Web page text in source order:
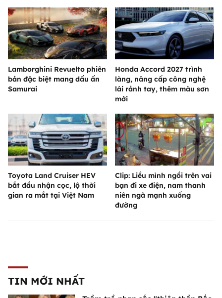
Lamborghini Revuelto phiên
bản đặc biệt mang dấu ấn
Samurai
Honda Accord 2027 trình
làng, nâng cấp công nghệ
lái rảnh tay, thêm màu sơn
mới
Toyota Land Cruiser HEV
bắt đầu nhận cọc, lộ thời
gian ra mắt tại Việt Nam
Clip: Liều mình ngồi trên vai
bạn đi xe điện, nam thanh
niên ngã mạnh xuống
đường
TIN MỚI NHẤT